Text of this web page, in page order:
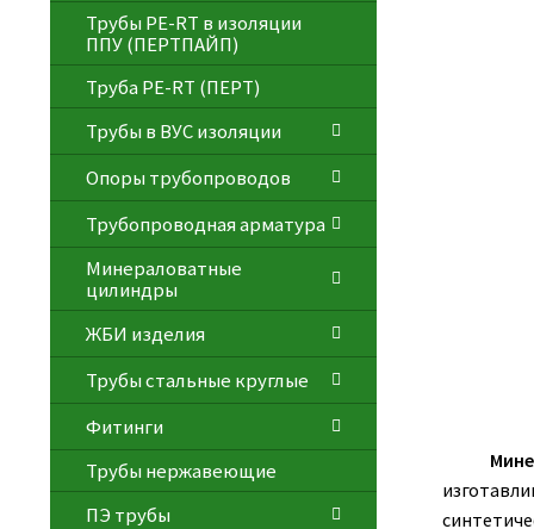
Трубы PE-RT в изоляции
ППУ (ПЕРТПАЙП)
⁠Трубa PE-RT (ПЕРТ)
Трубы в ВУС изоляции
Опоры трубопроводов
Трубопроводная арматура
Минераловатные
цилиндры
ЖБИ изделия
Трубы стальные круглые
Фитинги
Трубы нержавеющие
ПЭ трубы